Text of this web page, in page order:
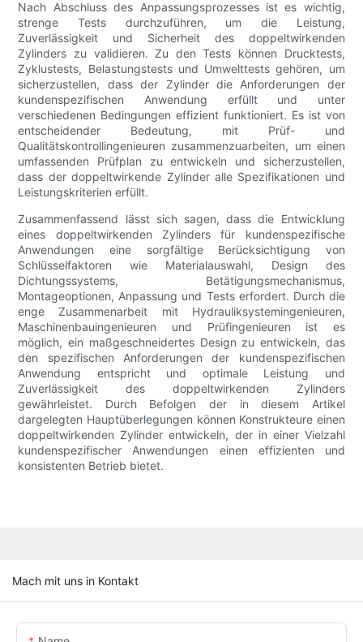
Nach Abschluss des Anpassungsprozesses ist es wichtig,
strenge Tests durchzuführen, um die Leistung,
Zuverlässigkeit und Sicherheit des doppeltwirkenden
Zylinders zu validieren. Zu den Tests können Drucktests,
Zyklustests, Belastungstests und Umwelttests gehören, um
sicherzustellen, dass der Zylinder die Anforderungen der
kundenspezifischen Anwendung erfüllt und unter
verschiedenen Bedingungen effizient funktioniert. Es ist von
entscheidender Bedeutung, mit Prüf- und
Qualitätskontrollingenieuren zusammenzuarbeiten, um einen
umfassenden Prüfplan zu entwickeln und sicherzustellen,
dass der doppeltwirkende Zylinder alle Spezifikationen und
Leistungskriterien erfüllt.
Zusammenfassend lässt sich sagen, dass die Entwicklung
eines doppeltwirkenden Zylinders für kundenspezifische
Anwendungen eine sorgfältige Berücksichtigung von
Schlüsselfaktoren wie Materialauswahl, Design des
Dichtungssystems, Betätigungsmechanismus,
Montageoptionen, Anpassung und Tests erfordert. Durch die
enge Zusammenarbeit mit Hydrauliksystemingenieuren,
Maschinenbauingenieuren und Prüfingenieuren ist es
möglich, ein maßgeschneidertes Design zu entwickeln, das
den spezifischen Anforderungen der kundenspezifischen
Anwendung entspricht und optimale Leistung und
Zuverlässigkeit des doppeltwirkenden Zylinders
gewährleistet. Durch Befolgen der in diesem Artikel
dargelegten Hauptüberlegungen können Konstrukteure einen
doppeltwirkenden Zylinder entwickeln, der in einer Vielzahl
kundenspezifischer Anwendungen einen effizienten und
konsistenten Betrieb bietet.
Mach mit uns in Kontakt